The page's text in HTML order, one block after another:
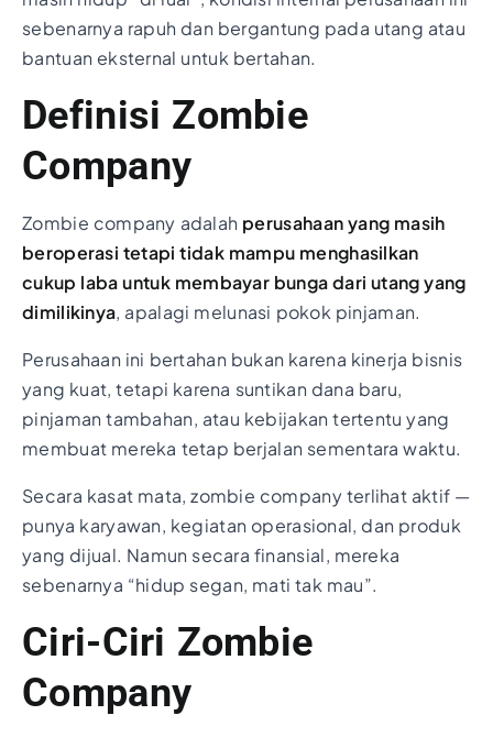
sebenarnya rapuh dan bergantung pada utang atau
bantuan eksternal untuk bertahan.
Definisi Zombie
Company
Zombie company adalah perusahaan yang masih
beroperasi tetapi tidak mampu menghasilkan
cukup laba untuk membayar bunga dari utang yang
dimilikinya, apalagi melunasi pokok pinjaman.
Perusahaan ini bertahan bukan karena kinerja bisnis
yang kuat, tetapi karena suntikan dana baru,
pinjaman tambahan, atau kebijakan tertentu yang
membuat mereka tetap berjalan sementara waktu.
Secara kasat mata, zombie company terlihat aktif —
punya karyawan, kegiatan operasional, dan produk
yang dijual. Namun secara finansial, mereka
sebenarnya “hidup segan, mati tak mau”.
Ciri-Ciri Zombie
Company